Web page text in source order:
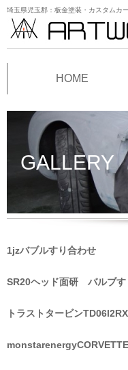
埼玉県児玉郡：板金塗装・カスタムカ
HOME
GALLERY
1jzバブルすり合わせ
SR20ヘッド面研 バルブす
トラストタービンTD06l2RX